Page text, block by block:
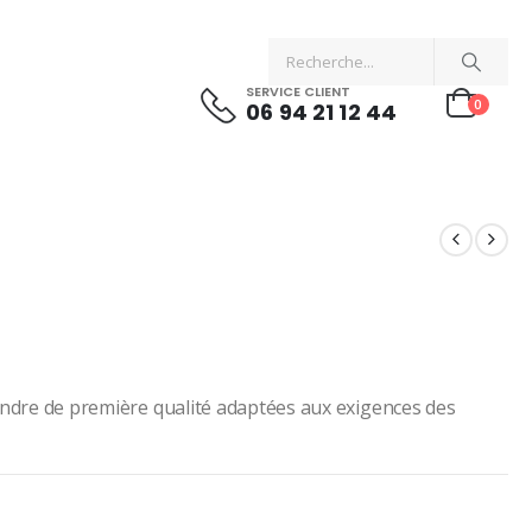
SERVICE CLIENT
06 94 21 12 44 0
de première qualité adaptées aux exigences des